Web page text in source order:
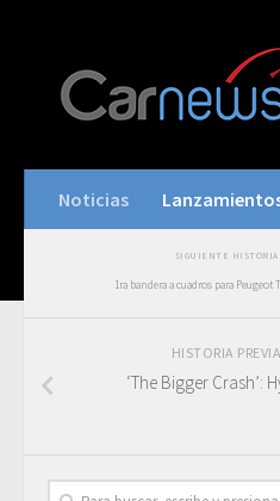
Noticias
SIGUIENTE HISTORIA
1ra bandera a cuadros para Peugeot
HISTORIA PREVIA
‘The Bigger Crash’: